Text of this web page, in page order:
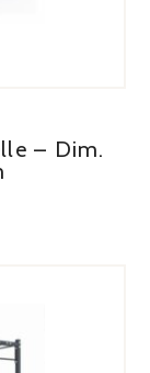
– Dim.